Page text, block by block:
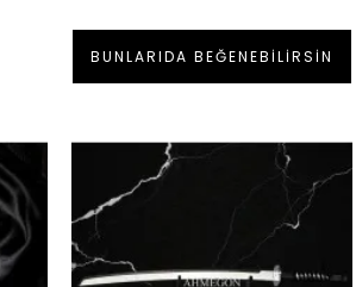
BUNLARIDA BEĞENEBILIRSIN